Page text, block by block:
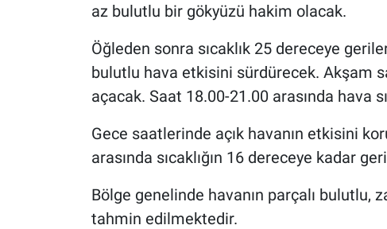
az bulutlu bir gökyüzü hakim olacak.
Öğleden sonra sıcaklık 25 dereceye
bulutlu hava etkisini sürdürecek. Akşam
açacak. Saat 18.00-21.00 arasında hava
Gece saatlerinde açık havanın etkisini
arasında sıcaklığın 16 dereceye kadar
Bölge genelinde havanın parçalı bulutlu,
tahmin edilmektedir.